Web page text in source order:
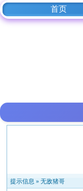
首页
提示信息 »无敌猪哥